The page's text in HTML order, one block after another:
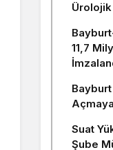
Ürolojik
11,7
Bayburt
Suat
Şube